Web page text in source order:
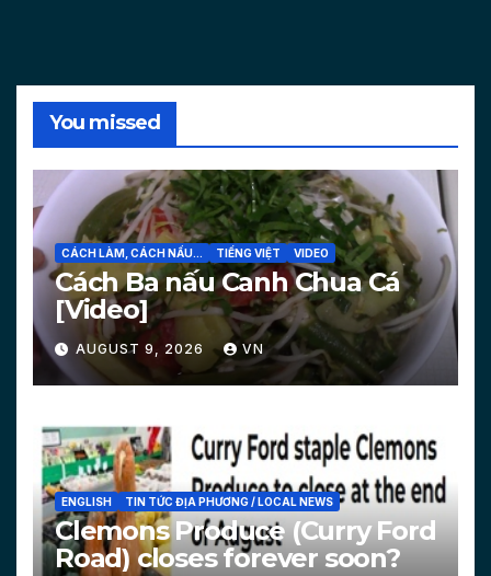
You missed
CÁCH LÀM, CÁCH NẤU... TIẾNG VIỆT VIDEO
Cách Ba nấu Canh Chua Cá
[Video]
AUGUST 9, 2026 VN
ENGLISH TIN TỨC ĐỊA PHƯƠNG / LOCAL NEWS
Clemons Produce (Curry Ford
Road) closes forever soon?